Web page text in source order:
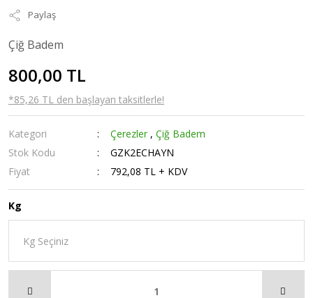
Paylaş
Çiğ Badem
800,00 TL
*85,26 TL den başlayan taksitlerle!
Kategori Çerezler ,Çiğ Badem
Stok Kodu
GZK2ECHAYN
Fiyat
792,08 TL + KDV
Kg